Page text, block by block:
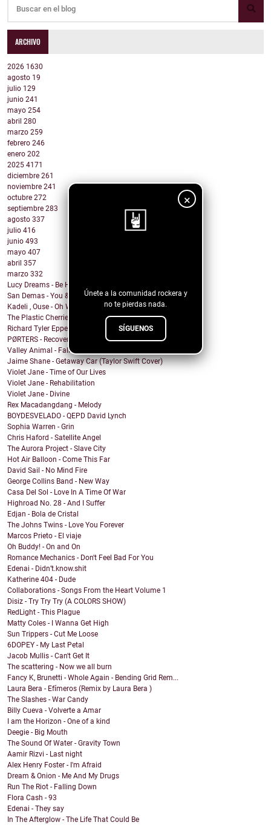
×
Únete a la comunidad rockera y
no te pierdas nada.
SÍGUENOS
ARCHIVO
2026 1630
agosto 19
julio 129
junio 241
mayo 254
abril 280
marzo 259
febrero 246
enero 202
2025 4171
diciembre 261
noviembre 241
octubre 272
septiembre 283
agosto 337
julio 416
junio 493
mayo 407
abril 357
marzo 332
Lucy Dreams - Be Here Now
San Demas - You & I
Kadeli , Ouse - Oh Well
The Plastic Cherries - Twister
Richard Tyler Epperson - Like Everything Else
PØRTERS - Recover
Valley Animal - Fallout
Jaime Shane - Getaway Car (Taylor Swift Cover)
Violet Jane - Time of Our Lives
Violet Jane - Rehabilitation
Violet Jane - Divine
Rex Macadangdang - Melody
BOYDESVELADO - QEPD David Lynch
Sophia Warren - Grin
Chris Haford - Satellite Angel
The Aurora Project - Slave City
Hot Air Balloon - Come This Far
David Sail - No Mind Fire
George Collins Band - New Way
Casa Del Sol - Love In A Time Of War
Highroad No. 28 - And I Suffer
Edjan - Bola de Cristal
The Johns Twins - Love You Forever
Marcos Prieto - El viaje
Oh Buddy! - On and On
Romance Mechanics - Don't Feel Bad For You
Edenai - Didn’t.know.shit
Katherine 404 - Dude
Collaborations - Songs From the Heart Volume 1
Disiz - Try Try Try (A COLORS SHOW)
RedLight - This Plague
Matty Coles - I Wanna Get High
Sun Trippers - Cut Me Loose
6DOPEY - My Last Petal
Jacob Mullis - Can't Get It
The scattering - Now we all burn
Fancy K, Brunetti - Whole Again - Bending Grid Rem...
Laura Bera - Efímeros (Remix by Laura Bera )
The Slashes - War Candy
Billy Cueva - Volverte a Amar
I am the Horizon - One of a kind
Deegie - Big Mouth
The Sound Of Water - Gravity Town
Aamir Rizvi - Last night
Alex Henry Foster - I'm Afraid
Dream & Onion - Me And My Drugs
Run The Riot - Falling Down
Flora Cash - 93
Edenai - They say
In The Afterglow - The Life That Could Be